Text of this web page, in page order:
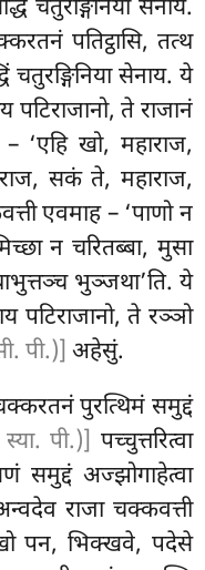
चतुरङ्गिनिया सेनाय.
पतिट्ठासि, तत्थ
चतुरङ्गिनिया सेनाय. ये
ते राजानं
‘एहि खो, महाराज,
सकं ते, महाराज,
एवमाह – ‘पाणो न
न चरितब्बा, मुसा
भुञ्जथा’ति. ये
पटिराजानो, ते रञ्ञो
पी.)] अहेसुं.
पुरत्थिमं समुद्दं
पी.)] पच्चुत्तरित्वा
समुद्दं अज्झोगाहेत्वा
राजा चक्कवत्ती
खो पन, भिक्खवे, पदेसे